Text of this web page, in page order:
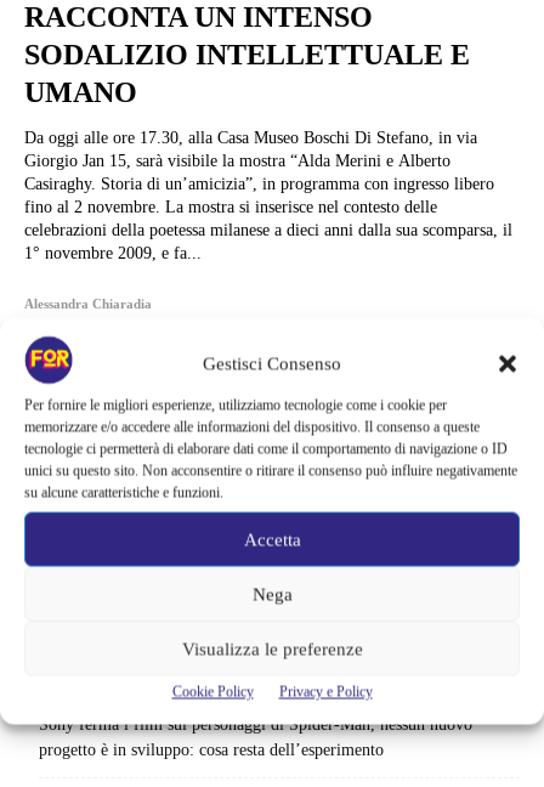
Gestisci Consenso
Per fornire le migliori esperienze, utilizziamo tecnologie come i cookie per
memorizzare e/o accedere alle informazioni del dispositivo. Il consenso a queste
tecnologie ci permetterà di elaborare dati come il comportamento di navigazione o ID
unici su questo sito. Non acconsentire o ritirare il consenso può influire negativamente
su alcune caratteristiche e funzioni.
Accetta
Nega
Visualizza le preferenze
Cookie Policy Privacy e Policy
RACCONTA UN INTENSO
SODALIZIO INTELLETTUALE E
UMANO
Da oggi alle ore 17.30, alla Casa Museo Boschi Di Stefano, in via
Giorgio Jan 15, sarà visibile la mostra “Alda Merini e Alberto
Casiraghy. Storia di un’amicizia”, in programma con ingresso libero
fino al 2 novembre. La mostra si inserisce nel contesto delle
celebrazioni della poetessa milanese a dieci anni dalla sua scomparsa, il
1° novembre 2009, e fa...
Alessandra Chiaradia
Sony ferma i film sui personaggi di Spider-Man, nessun nuovo
progetto è in sviluppo: cosa resta dell’esperimento